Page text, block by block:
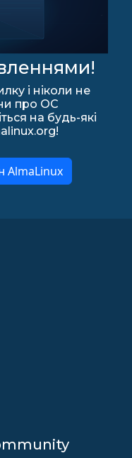
і ніколи не
про ОС
на будь-які
AlmaLinux